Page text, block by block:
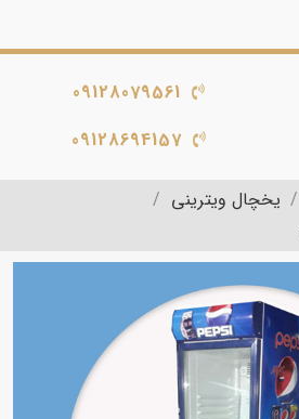
09128079561
09128694157
یخچال ویترینی